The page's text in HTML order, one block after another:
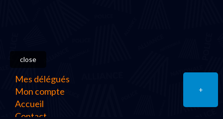
+
close
Mes délégués
Mon compte
Accueil
Contact